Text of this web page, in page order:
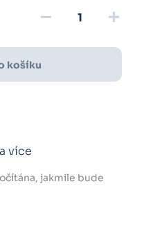
remove add
košíku
a více
jakmile bude